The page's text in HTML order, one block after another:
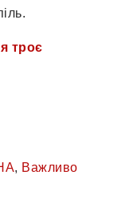
троє
, Важливо